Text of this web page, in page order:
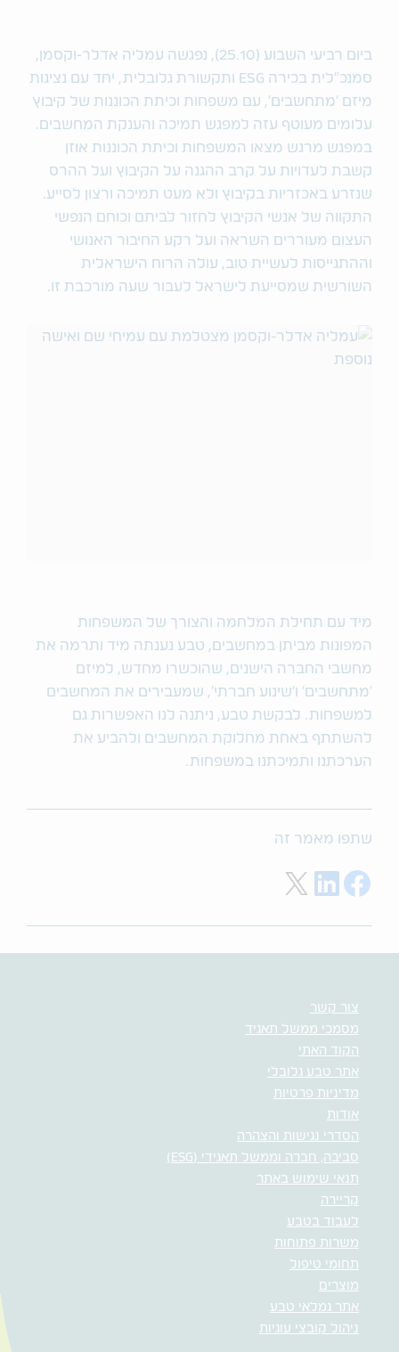
ביום רביעי השבוע (25.10), נפגשה עמליה אדלר-וקסמן,
סמנכ"לית בכירה ESG ותקשורת גלובלית, יחד עם נציגות
מיזם 'מתחשבים', עם משפחות וכיתת הכוננות של קיבוץ
עלומים מעוטף עזה למפגש תמיכה והענקת המחשבים.
במפגש מרגש מצאו המשפחות וכיתת הכוננות אוזן
קשבת לעדויות על קרב ההגנה על הקיבוץ ועל ההרס
שנזרע באכזריות בקיבוץ ולא מעט תמיכה ורצון לסייע.
התקווה של אנשי הקיבוץ לחזור לביתם וכוחם הנפשי
העצום מעוררים השראה ועל רקע החיבור האנושי
וההתגייסות לעשיית טוב, עולה הרוח הישראלית
השורשית שמסייעת לישראל לעבור שעה מורכבת זו.
מיד עם תחילת המלחמה והצורך של המשפחות
המפונות מביתן במחשבים, טבע נענתה מיד ותרמה את
מחשבי החברה הישנים, שהוכשרו מחדש, למיזם
'מתחשבים' ו'שינוע חברתי', שמעבירים את המחשבים
למשפחות. לבקשת טבע, ניתנה לנו האפשרות גם
להשתתף באחת מחלוקת המחשבים ולהביע את
הערכתנו ותמיכתנו במשפחות.
שתפו מאמר זה
Share on Facebook
Share on LinkedIn
צור קשר
מסמכי ממשל תאגיד
הקוד האתי
אתר טבע גלובלי
מדיניות פרטיות
אודות
הסדרי נגישות והצהרה
סביבה, חברה וממשל תאגידי (ESG)
תנאי שימוש באתר
קריירה
לעבוד בטבע
משרות פתוחות
תחומי טיפול
מוצרים
אתר גמלאי טבע
ניהול קובצי עוגיות